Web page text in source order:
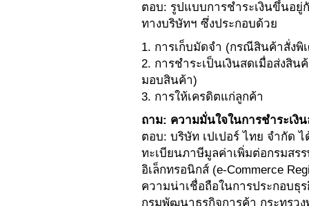
ตอบ: รูปแบบการชำระเงินขึ้นอยู่
ทางบริษัทฯ ซึ่งประกอบด้วย
1. การเก็บมัดจำ (กรณีสินค้าสั่งพิ
2. การชำระเป็นเงินสดเมื่อส่งสิ
มอบสินค้า)
3. การให้เครดิตแก่ลูกค้า
ถาม: ความมั่นใจในการชำระเงิ
ตอบ: บริษัท เปเปอร์ ไทย จำกัด
ทะเบียนภาษีมูลค่าเพิ่มต่อกรมสร
อิเล็กทรอนิกส์ (e-Commerce
ความน่าเชื่อถือในการประกอบธุ
กรมพัฒนาธุรกิจการค้า กระทร